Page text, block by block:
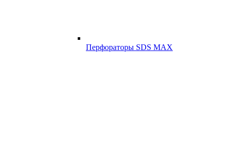
Перфораторы SDS MAX